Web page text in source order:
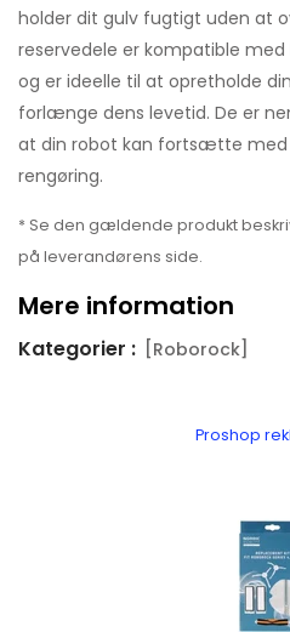
holder dit gulv fugtigt uden at
reservedele er kompatible med
og er ideelle til at opretholde
forlænge dens levetid. De er
at din robot kan fortsætte med
rengøring.
* Se den gældende produkt
på leverandørens side.
Mere information
Kategorier : [Roborock]
Proshop